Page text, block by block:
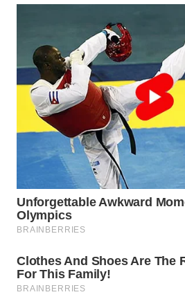
SERIBU
WN
TANGERANG
BINJAI
WN
CIREBON
INDRAMAYU
WN